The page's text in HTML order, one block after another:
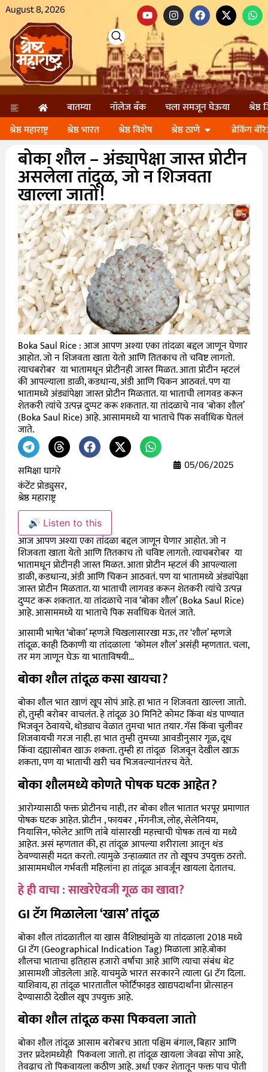
August 8, 2026
बातम्या नॉलेज बॅंक चला समजून घेऊया
श्रेष्ठ
श्रेष्ठ महाराष्ट्र
श्रेष्ठ भारत श्रेष्ठ विशेष श्रेष्ठ ठाणे ब्रेकिंग
बोका शौल – अंड्यापेक्षा जास्त प्रोटीन
असलेला तांदूळ, जो न शिजवता
खाल्ला जातो!
Boka Saul Rice : आज आपण अश्या एका तांदळा बद्दल जाणून घेणार
आहोत. जो न शिजवता खाता येतो आणि तितकाच तो चविष्ट लागतो.
त्याचबरोबर या भातामधून प्रोटीनही जास्त मिळत. आता प्रोटीन म्हटलं
की आपल्याला डाळी, कडधान्य, अंडी आणि चिकन आठवतं. पण या
भातामध्ये अंड्यांपेक्षा जास्त प्रोटीन मिळतात. या भाताची लागवड करून
शेतकरी त्यांचे उत्पन्न दुप्पट करू शकतात. या तांदळाचे नाव 'बोका शौल’
(Boka Saul Rice) आहे. आसाममध्ये या भाताचे पिक सर्वाधिक घेतलं
जाते.
समिक्षा घागरे
कंटेंट प्रोड्युसर,
श्रेष्ठ महाराष्ट्र
05/06/2025
🔊 Listen to this
आज आपण अश्या एका तांदळा बद्दल जाणून घेणार आहोत. जो न
शिजवता खाता येतो आणि तितकाच तो चविष्ट लागतो. त्याचबरोबर या
भातामधून प्रोटीनही जास्त मिळत. आता प्रोटीन म्हटलं की आपल्याला
डाळी, कडधान्य, अंडी आणि चिकन आठवतं. पण या भातामध्ये अंड्यांपेक्षा
जास्त प्रोटीन मिळतात. या भाताची लागवड करून शेतकरी त्यांचे उत्पन्न
दुप्पट करू शकतात. या तांदळाचे नाव ‘बोका शौल’ (Boka Saul Rice)
आहे. आसाममध्ये या भाताचे पिक सर्वाधिक घेतलं जाते.
आसामी भाषेत ‘बोका’ म्हणजे चिखलासारखा मऊ, तर ‘शौल’ म्हणजे
तांदूळ. काही ठिकाणी या तांदळाला ‘कोमल शौल’ असंही म्हणतात. चला,
तर मग जाणून घेऊ या भाताविषयी…
बोका शौल तांदूळ कसा खायचा?
बोका शौल भात खाणं खूप सोपं आहे. हा भात न शिजवता खाल्ला जातो.
हो, तुम्ही बरोबर वाचलंत. हे तांदूळ 30 मिनिटे कोमट किंवा थंड पाण्यात
भिजवून ठेवायचे, थोड्याच वेळात तुमचा भात तयार. गॅस किंवा चुलीवर
शिजवायची गरज नाही. हा भात तुम्ही तुमच्या आवडीनुसार गूळ, दूध
किंवा दह्यासोबत खाऊ शकता. तुम्ही हा तांदूळ शिजवून देखील खाऊ
शकता, पण या भाताची खरी चव भिजवल्यानंतरच येते.
बोका शौलमध्ये कोणते पोषक घटक आहेत?
आरोग्यासाठी फक्त प्रोटीनच नाही, तर बोका शौल भातात भरपूर प्रमाणात
पोषक घटक आहेत. प्रोटीन , फायबर , मँगनीज, लोह, सेलेनियम,
नियासिन, फोलेट आणि तांबे यांसारखी महत्त्वाची पोषक तत्वं या मध्ये
आहेत. असं म्हणतात की, हा तांदूळ आपल्या शरीराला आतून थंड
ठेवण्यासही मदत करतो. त्यामुळे उन्हाळ्यात तर तो खूपच उपयुक्त ठरतो.
आसाममधील गर्भवती महिलांना हा तांदूळ आवर्जून खायला देतातच.
हे ही वाचा : साखरेऐवजी गूळ का खावा?
GI टॅग मिळालेला ‘खास’ तांदूळ
बोका शौल तांदळातील या खास वैशिष्ट्यांमुळे या तांदळाला 2018 मध्ये
GI टॅग (Geographical Indication Tag) मिळाला आहे.बोका
शौलचा भाताचा इतिहास हजारो वर्षांचा आहे आणि त्याचा संबंध थेट
आसामशी जोडलेला आहे. याचमुळे भारत सरकारने त्याला GI टॅग दिला.
याशिवाय, हा तांदूळ भारतातील फोर्टिफाइड खाद्यपदार्थांना प्रोत्साहन
देण्यासाठी देखील खूप उपयुक्त आहे.
बोका शौल तांदूळ कसा पिकवला जातो
बोका शौल तांदूळ आसाम बरोबरच आता पश्चिम बंगाल, बिहार आणि
उत्तर प्रदेशमध्येही पिकवला जातो. हा तांदूळ खायला जेवढा सोपा आहे,
तेवढाच तो पिकवायला कठीण आहे. अर्धा एकर शेतातून फक्त पाच पोती